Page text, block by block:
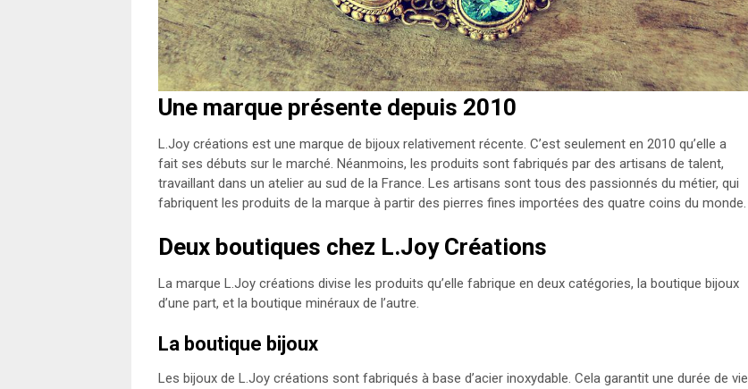
Une marque présente depuis 2010
L.Joy créations est une marque de bijoux relativement récente. C’est seulement en 2010 qu’elle a
fait ses débuts sur le marché. Néanmoins, les produits sont fabriqués par des artisans de talent,
travaillant dans un atelier au sud de la France. Les artisans sont tous des passionnés du métier, qui
fabriquent les produits de la marque à partir des pierres fines importées des quatre coins du monde.
Deux boutiques chez L.Joy Créations
La marque L.Joy créations divise les produits qu’elle fabrique en deux catégories, la boutique bijoux
d’une part, et la boutique minéraux de l’autre.
La boutique bijoux
Les bijoux de L.Joy créations sont fabriqués à base d’acier inoxydable. Cela garantit une durée de vie